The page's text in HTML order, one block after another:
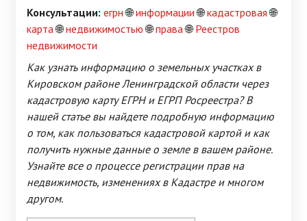
Консультации: егрн🌐информации🌐кадастровая🌐
карта🌐недвижимостью🌐права🌐Реестров
недвижимости
Как узнать информацию о земельных участках в
Кировском районе Ленинградской области через
кадастровую карту ЕГРН и ЕГРП Росреестра? В
нашей статье вы найдете подробную информацию
о том, как пользоваться кадастровой картой и как
получить нужные данные о земле в вашем районе.
Узнайте все о процессе регистрации прав на
недвижимость, изменениях в Кадастре и многом
другом.